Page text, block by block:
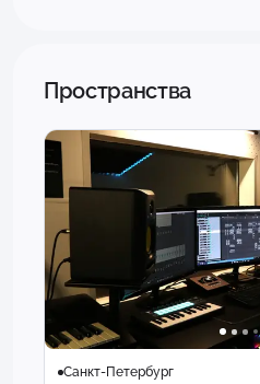
Пространства
Санкт-Петербург